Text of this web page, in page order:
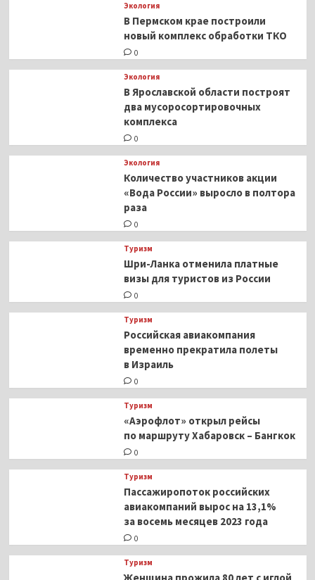
Экология
В Пермском крае построили
новый комплекс обработки ТКО
0
Экология
В Ярославской области построят
два мусоросортировочных
комплекса
0
Экология
Количество участников акции
«Вода России» выросло в полтора
раза
0
Туризм
Шри-Ланка отменила платные
визы для туристов из России
0
Туризм
Российская авиакомпания
временно прекратила полеты
в Израиль
0
Туризм
«Аэрофлот» открыл рейсы
по маршруту Хабаровск – Бангкок
0
Туризм
Пассажиропоток российских
авиакомпаний вырос на 13,1%
за восемь месяцев 2023 года
0
Туризм